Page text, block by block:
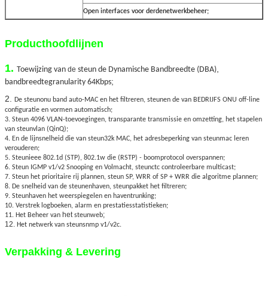
Open interfaces voor derdenetwerkbeheer;
Producthoofdlijnen
1. Toewijzing van de steun de Dynamische Bandbreedte (DBA)
bandbreedtegranularity 64Kbps;
2.
De steunonu band auto-MAC en het filtreren, steunen de van BEDRIJFS ONU off-line
configuratie en vormen automatisch;
3. Steun 4096 VLAN-toevoegingen, transparante transmissie en omzetting, het stapelen
van steunvlan (QinQ);
4. En de lijnsnelheid die van steun32k MAC, het adresbeperking van steunmac leren
verouderen;
5. Steunieee 802.1d (STP), 802.1w die (RSTP) - boomprotocol overspannen;
6. Steun IGMP v1/v2 Snooping en Volmacht, steunctc controleerbare multicast;
7. Steun het prioritaire rij plannen, steun SP, WRR of SP + WRR die algoritme plannen;
8. De snelheid van de steunenhaven, steunpakket het filtreren;
9. Steunhaven het weerspiegelen en haventrunking;
10. Verstrek logboeken, alarm en prestatiesstatistieken;
11. Het Beheer van hetsteunweb;
12. Het netwerk van steunsnmp v1/v2c.
Verpakking & Levering